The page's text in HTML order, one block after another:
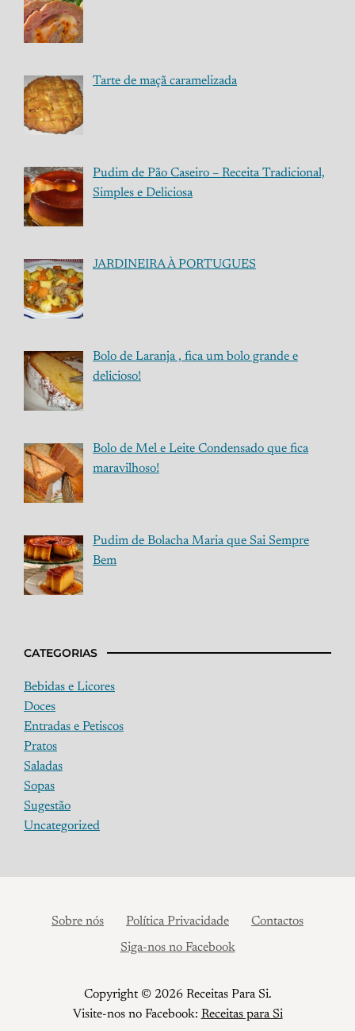
Tarte de maçã caramelizada
Pudim de Pão Caseiro – Receita Tradicional,
Simples e Deliciosa
JARDINEIRA À PORTUGUES
Bolo de Laranja , fica um bolo grande e
delicioso!
Bolo de Mel e Leite Condensado que fica
maravilhoso!
Pudim de Bolacha Maria que Sai Sempre
Bem
CATEGORIAS
Bebidas e Licores
Doces
Entradas e Petiscos
Pratos
Saladas
Sopas
Sugestão
Uncategorized
Copyright © 2026 Receitas Para Si.
Visite-nos no Facebook: Receitas para Si
Sobre nós Política Privacidade Contactos
Siga-nos no Facebook